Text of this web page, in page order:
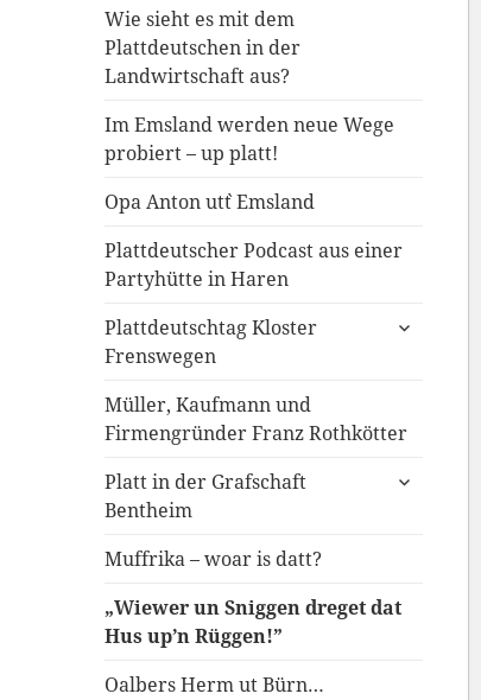
Wie sieht es mit dem
Plattdeutschen in der
Landwirtschaft aus?
Im Emsland werden neue Wege
probiert – up platt!
Opa Anton ut`t Emsland
Plattdeutscher Podcast aus einer
Partyhütte in Haren
Plattdeutschtag Kloster
Frenswegen
untermenü
Müller, Kaufmann und
Firmengründer Franz Rothkötter
Platt in der Grafschaft
Bentheim
untermenü
Muffrika – woar is datt?
„Wiewer un Sniggen dreget dat
Hus up’n Rüggen!”
Oalbers Herm ut Bürn…